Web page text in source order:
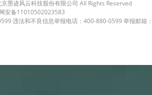
墨迹风云科技股份有限公司 All Rights Reserved
安备11010502023583
违法和不良信息举报电话：400-880-0599 举报邮箱